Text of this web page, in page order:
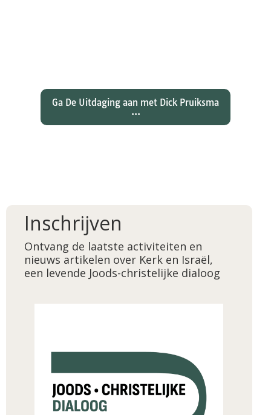
Ga De Uitdaging aan met Dick Pruiksma
...
Inschrijven
Ontvang de laatste activiteiten en
nieuws artikelen over Kerk en Israël,
een levende Joods-christelijke dialoog